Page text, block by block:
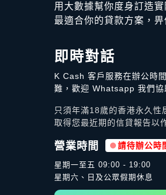
用大數據幫你度身訂造
最適合你的貸款方案，
即時對話
K Cash 客戶服務在辦公時
難，歡迎 Whatsapp 我們協
只須年滿18歲的香港永久
取得您最近期的信貸報告以
營業時間 請待辦公時
星期一至五 09:00 - 19:00
星期六、日及公眾假期休息